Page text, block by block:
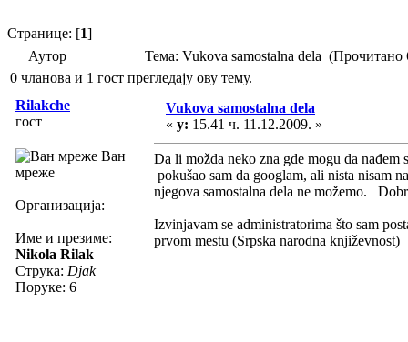
Странице: [1]
Аутор
Тема: Vukova samostalna dela (Прочитано
0 чланова и 1 гост прегледају ову тему.
Rilakche
гост
Ван
мреже
Организација:
Име и презиме:
Nikola Rilak
Струка: Djak
Поруке: 6
Vukova samostalna dela
« у: 15.41 ч. 11.12.2009. »
Da li možda neko zna gde mogu da
pokušao sam da googlam, ali nista nisam
njegova samostalna dela ne možemo.
Izvinjavam se administratorima što sam
prvom mestu (Srpska narodna književnost)